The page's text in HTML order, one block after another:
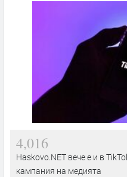
4,016
Haskovo.NET вече е и в
кампания на медията